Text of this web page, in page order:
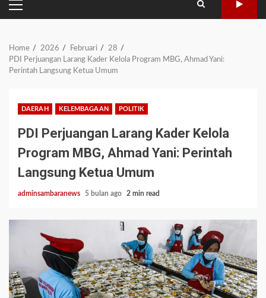
PRIMARY
MENU
Home 2026 Februari
28
PDI Perjuangan Larang Kader Kelola Program MBG, Ahmad Yani:
Perintah Langsung Ketua Umum
DAERAH KELEMBAGAAN POLITIK
PDI Perjuangan Larang Kader Kelola
Program MBG, Ahmad Yani: Perintah
Langsung Ketua Umum
adminsambaranews 5 bulan ago 2 min read